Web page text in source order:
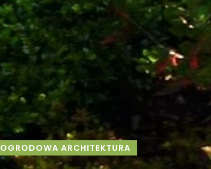
OGRODOWA ARCHITEKTURA